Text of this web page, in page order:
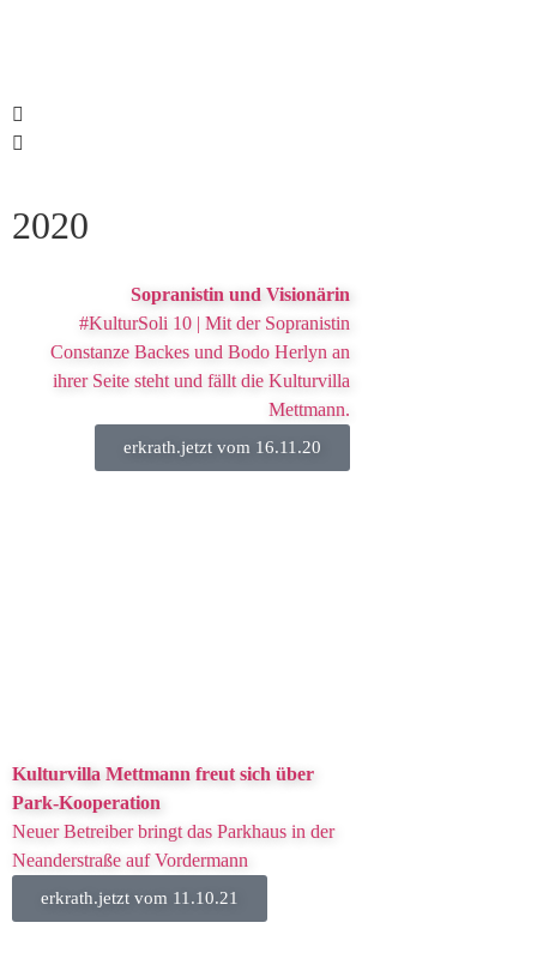
2020
Sopranistin und Visionärin
#KulturSoli 10 | Mit der Sopranistin
Constanze Backes und Bodo Herlyn an
ihrer Seite steht und fällt die Kulturvilla
Mettmann.
erkrath.jetzt vom 16.11.20
Kulturvilla Mettmann freut sich über
Park-Kooperation
Neuer Betreiber bringt das Parkhaus in der
Neanderstraße auf Vordermann
erkrath.jetzt vom 11.10.21